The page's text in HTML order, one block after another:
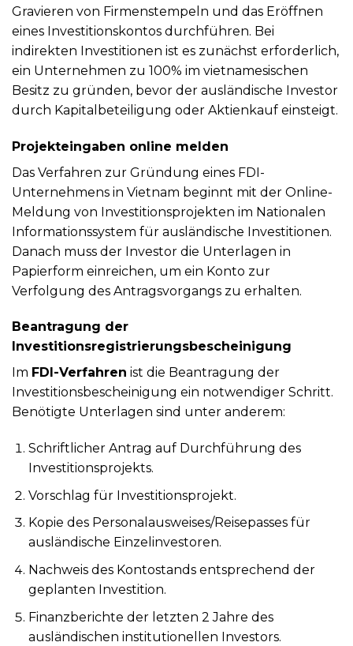
Gravieren von Firmenstempeln und das Eröffnen
eines Investitionskontos durchführen. Bei
indirekten Investitionen ist es zunächst erforderlich,
ein Unternehmen zu 100% im vietnamesischen
Besitz zu gründen, bevor der ausländische Investor
durch Kapitalbeteiligung oder Aktienkauf einsteigt.
Projekteingaben online melden
Das Verfahren zur Gründung eines FDI-
Unternehmens in Vietnam beginnt mit der Online-
Meldung von Investitionsprojekten im Nationalen
Informationssystem für ausländische Investitionen.
Danach muss der Investor die Unterlagen in
Papierform einreichen, um ein Konto zur
Verfolgung des Antragsvorgangs zu erhalten.
Beantragung der
Investitionsregistrierungsbescheinigung
Im FDI-Verfahren ist die Beantragung der
Investitionsbescheinigung ein notwendiger Schritt.
Benötigte Unterlagen sind unter anderem:
Schriftlicher Antrag auf Durchführung des
Investitionsprojekts.
Vorschlag für Investitionsprojekt.
Kopie des Personalausweises/Reisepasses für
ausländische Einzelinvestoren.
Nachweis des Kontostands entsprechend der
geplanten Investition.
Finanzberichte der letzten 2 Jahre des
ausländischen institutionellen Investors.